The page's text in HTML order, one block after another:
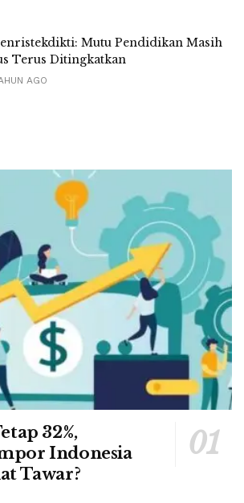
Mutu Pendidikan Masih
Terus Ditingkatkan
AGO
32%,
Indonesia
Tawar?